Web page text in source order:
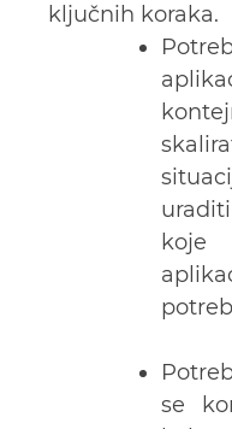
ključnih koraka.
koje
se